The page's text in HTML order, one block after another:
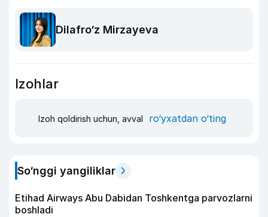
Dilafro‘z Mirzayeva
Izohlar
Izoh qoldirish uchun, avval ro‘yxatdan o‘ting
So‘nggi yangiliklar
Etihad Airways Abu Dabidan Toshkentga parvozlarni
boshladi